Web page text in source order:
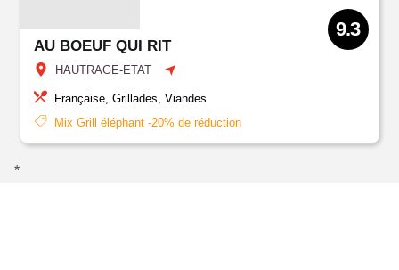
AU BOEUF QUI RIT
HAUTRAGE-ETAT
9.3
Française, Grillades, Viandes
Mix Grill éléphant -20% de réduction
*